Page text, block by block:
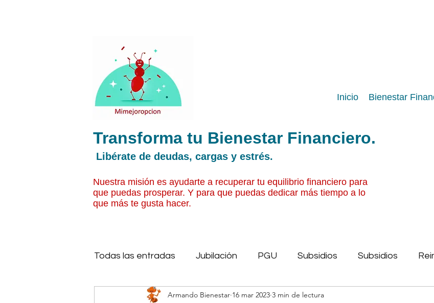
Inicio Bienestar
Todas las entradas Jubilación PGU Subsidios Subsidios
Bienestar Emocional IPOM Tasas de interés
Armando Bienestar 16 mar 2023 3 min de lectura
Transforma tu Bienestar Financiero.
Libérate de deudas, cargas y estrés.
Nuestra misión es ayudarte a recuperar tu equilibrio financiero para
que puedas prosperar. Y para que puedas dedicar más tiempo a lo
que más te gusta hacer.